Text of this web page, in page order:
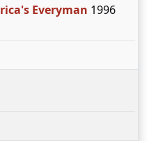
Everyman 1996